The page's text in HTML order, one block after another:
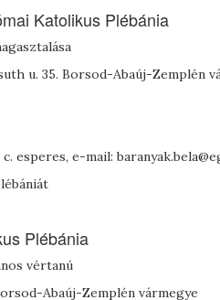
Katolikus Plébánia
u. 35. Borsod-Abaúj-Zemplén
c. esperes, e-mail:
Plébánia
vértanú
Abaúj-Zemplén vármegye